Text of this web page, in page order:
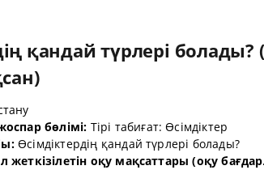
қандай түрлері
бөлімі: Тірі табиғат: Өсімдіктер
Өсімдіктердің қандай түрлері болады?
жеткізілетін оқу мақсаттары (оқу